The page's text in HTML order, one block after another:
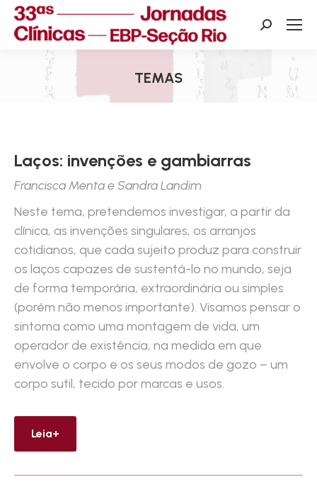
Search:
TEMAS
Você está aqui:
Laços: invenções e gambiarras
Francisca Menta e Sandra Landim
Neste tema, pretendemos investigar, a partir da
clínica, as invenções singulares, os arranjos
cotidianos, que cada sujeito produz para construir
os laços capazes de sustentá-lo no mundo, seja
de forma temporária, extraordinária ou simples
(porém não menos importante). Visamos pensar o
sintoma como uma montagem de vida, um
operador de existência, na medida em que
envolve o corpo e os seus modos de gozo – um
corpo sutil, tecido por marcas e usos.
Leia+